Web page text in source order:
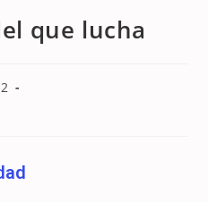
que lucha